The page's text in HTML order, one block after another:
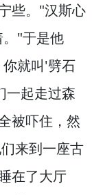
些。 "汉斯心
"于是他
你就叫'劈石
一起走过森
被吓住， 然
来到一座古
在了大厅